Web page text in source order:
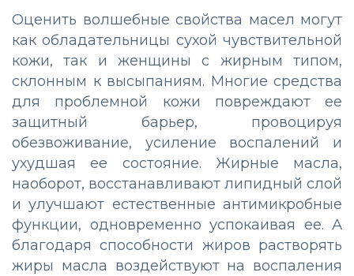
Оценить волшебные свойства масел могут
как обладательницы сухой чувствительной
кожи, так и женщины с жирным типом,
склонным к высыпаниям. Многие средства
для проблемной кожи повреждают ее
защитный барьер, провоцируя
обезвоживание, усиление воспалений и
ухудшая ее состояние. Жирные масла,
наоборот, восстанавливают липидный слой
и улучшают естественные антимикробные
функции, одновременно успокаивая ее. А
благодаря способности жиров растворять
жиры масла воздействуют на воспаления